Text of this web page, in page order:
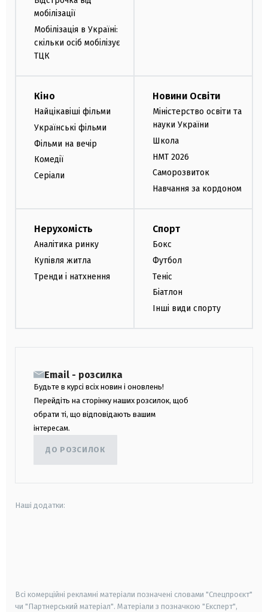
мобілізації
Мобілізація в Україні:
скільки осіб мобілізує
ТЦК
Кіно
Найцікавіші фільми
Українські фільми
Фільми на вечір
Комедії
Серіали
Новини Освіти
Міністерство освіти та
науки України
Школа
НМТ 2026
Саморозвиток
Навчання за кордоном
Нерухомість
Аналітика ринку
Купівля житла
Тренди і натхнення
Спорт
Бокс
Футбол
Теніс
Біатлон
Інші види спорту
Email - розсилка
Будьте в курсі всіх новин і оновлень!
Перейдіть на сторінку наших розсилок, щоб
обрати ті, що відповідають вашим
інтересам.
ДО РОЗСИЛОК
Наші додатки:
Всі комерційні рекламні матеріали позначені словами "Спецпроєкт"
чи "Партнерський матеріал". Матеріали з позначкою "Експерт",